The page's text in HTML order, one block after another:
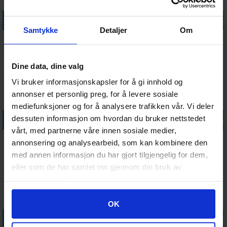
Samtykke Detaljer Om
Dine data, dine valg
Vi bruker informasjonskapsler for å gi innhold og
annonser et personlig preg, for å levere sosiale
mediefunksjoner og for å analysere trafikken vår. Vi deler
dessuten informasjon om hvordan du bruker nettstedet
vårt, med partnerne våre innen sosiale medier,
annonsering og analysearbeid, som kan kombinere den
med annen informasjon du har gjort tilgjengelig for dem,
eller som de har samlet inn gjennom din bruk av
Googles retningslinjer for personvern
OK
65x100
99,- Antall på
lager:20+ 35,- Antall på
lager:
Legg i
Legg i handlekurven
7 Wonders
Insert
255,- Ventes inn
17.08.2026
Legg i handlekurven
Kortbeskyttere
50stk 73x122
69,- Antall på
lager: 20+
Legg i handlekurven
mm 36stk
Green/Gold
209,- Antall på
lager:7
Legg i
50stk
46x71mm
39,-
Legg i handlekurvenLegg i handlekurvenLegg i handlekurven
Legg i